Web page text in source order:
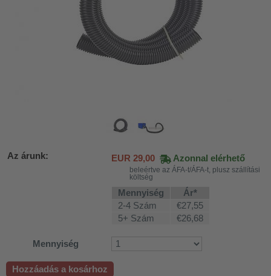
Az árunk: EUR 29,00 Azonnal elérhető
beleértve az ÁFA-t/ÁFA-t, plusz szállítási
költség
Mennyiség
Ár*
2-4 Szám
€27,55
5+ Szám
€26,68
Mennyiség
Hozzáadás a kosárhoz